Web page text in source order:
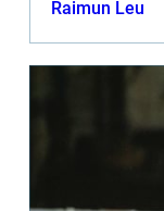
Raimun Leu